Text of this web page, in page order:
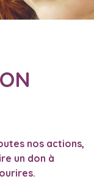
nos actions,
un don à